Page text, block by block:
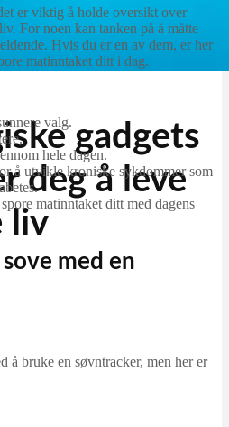
gadgets
deg å leve
liv
er viktig å holde oversikt over
For noen kan tanken på å måtte
Hvis du er en av dem, er her
matinntaket ditt i dag.
valg.
hele dagen.
å utvikle kroniske sykdommer som
matinntaket ditt med dagens
med en
å bruke en søvntracker, men her er